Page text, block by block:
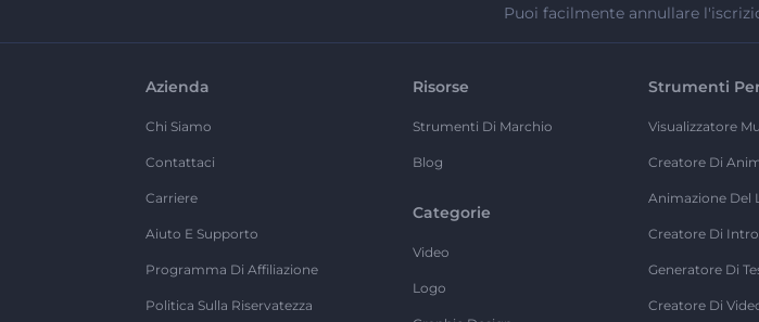
Puoi facilmente annullare
Azienda
Chi Siamo
Contattaci
Carriere
Aiuto E Supporto
Programma Di Affiliazione
Politica Sulla Riservatezza
Risorse
Strumenti Di Marchio
Blog
Categorie
Video
Logo
Strumenti
Visualizzatore
Creatore Di
Animazione Del
Creatore Di
Generatore Di
Creatore Di